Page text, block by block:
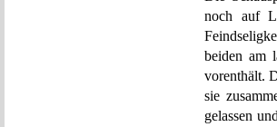
noch auf
beiden am
vorenthält.
sie
gelassen